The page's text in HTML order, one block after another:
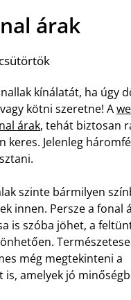
árak
kínálatát, ha úgy
kötni szeretne! A
árak, tehát biztosan
keres. Jelenleg
szinte bármilyen
innen. Persze a fonal
is szóba jöhet, a
még megtekinteni a
is, amelyek jó